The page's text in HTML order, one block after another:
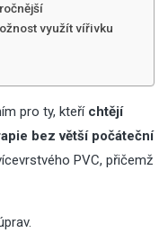
využít vířivku
pro ty, kteří chtějí
bez větší počáteční
PVC, přičemž